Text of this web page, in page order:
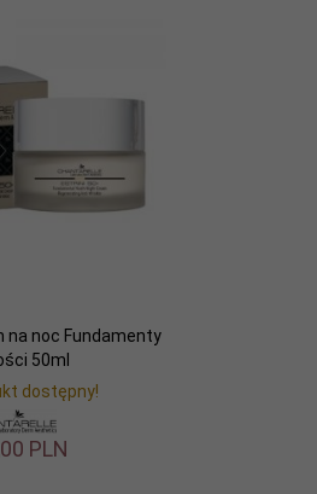
na noc Fundamenty
50ml
dostępny!
00 PLN